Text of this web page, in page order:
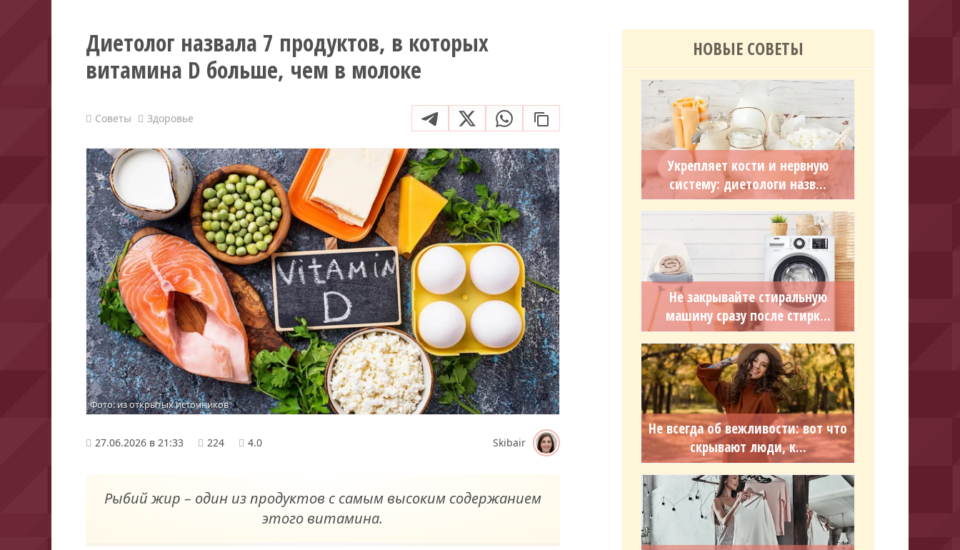
Диетолог назвала 7 продуктов, в которых
витамина D больше, чем в молоке
Советы Здоровье
Фото: из открытых источников
27.06.2026 в 21:33 224 4.0 Skibair
Рыбий жир – один из продуктов с самым высоким содержанием
этого витамина.
НОВЫЕ СОВЕТЫ
Укрепляет кости и нервную
систему: диетологи назв...
Не закрывайте стиральную
машину сразу после стирк...
Не всегда об вежливости: вот что
скрывают люди, к...